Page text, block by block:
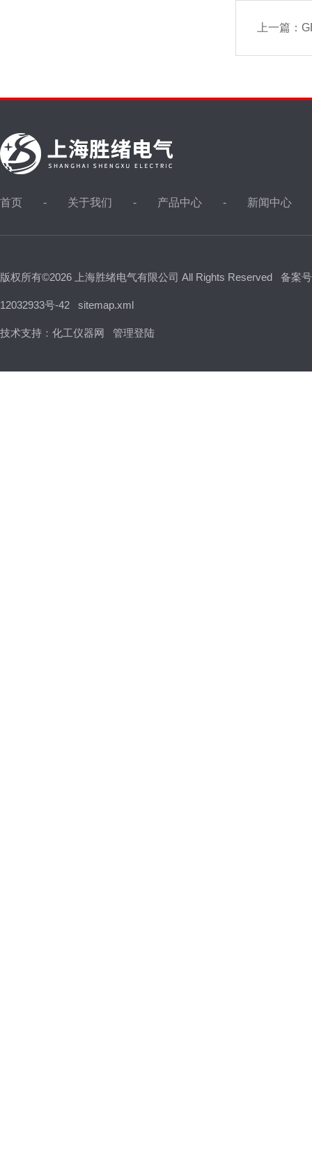
上一篇：
首页 关于我们 产品中心 新闻中心
版权所有©2026 上海胜绪电气有限公司 All Rights Reserved 备案
12032933号-42 sitemap.xml
技术支持： 化工仪器网 管理登陆